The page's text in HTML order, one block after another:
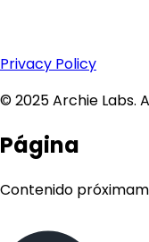
Privacy Policy
© 2025 Archie Labs.
Página
Contenido